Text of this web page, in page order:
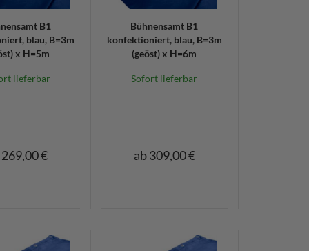
B1
blau, B=3m
x H=5m
lieferbar
€
Bühnensamt B1
konfektioniert, blau, B=3m
(geöst) x H=6m
Sofort lieferbar
ab 309,00 €